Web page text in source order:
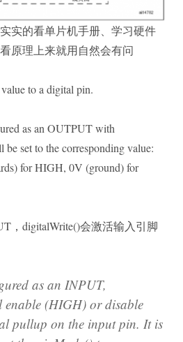
实的看单片机手册、学习硬件
原理上来就用自然会有问
to a digital pin.
as an OUTPUT with
set to the corresponding value:
for HIGH, 0V (ground) for
，digitalWrite()会激活输入引脚
as an INPUT,
(HIGH) or disable
pullup on the input pin. It is